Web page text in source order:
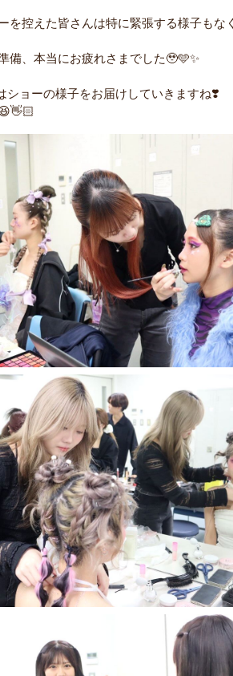
を控えた皆さんは特に緊張する様子も
備、本当にお疲れさまでした🥹🩵✨
ショーの様子をお届けしていきますね❣️